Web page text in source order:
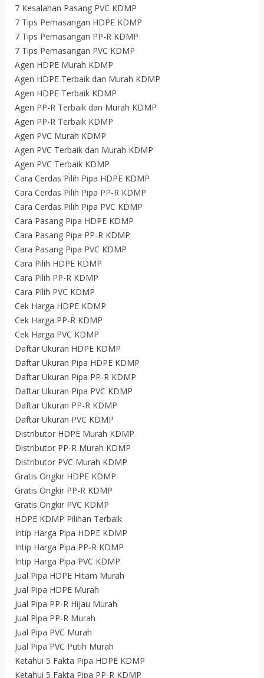
7 Kesalahan Pasang PVC KDMP
7 Tips Pemasangan HDPE KDMP
7 Tips Pemasangan PP-R KDMP
7 Tips Pemasangan PVC KDMP
Agen HDPE Murah KDMP
Agen HDPE Terbaik dan Murah KDMP
Agen HDPE Terbaik KDMP
Agen PP-R Terbaik dan Murah KDMP
Agen PP-R Terbaik KDMP
Agen PVC Murah KDMP
Agen PVC Terbaik dan Murah KDMP
Agen PVC Terbaik KDMP
Cara Cerdas Pilih Pipa HDPE KDMP
Cara Cerdas Pilih Pipa PP-R KDMP
Cara Cerdas Pilih Pipa PVC KDMP
Cara Pasang Pipa HDPE KDMP
Cara Pasang Pipa PP-R KDMP
Cara Pasang Pipa PVC KDMP
Cara Pilih HDPE KDMP
Cara Pilih PP-R KDMP
Cara Pilih PVC KDMP
Cek Harga HDPE KDMP
Cek Harga PP-R KDMP
Cek Harga PVC KDMP
Daftar Ukuran HDPE KDMP
Daftar Ukuran Pipa HDPE KDMP
Daftar Ukuran Pipa PP-R KDMP
Daftar Ukuran Pipa PVC KDMP
Daftar Ukuran PP-R KDMP
Daftar Ukuran PVC KDMP
Distributor HDPE Murah KDMP
Distributor PP-R Murah KDMP
Distributor PVC Murah KDMP
Gratis Ongkir HDPE KDMP
Gratis Ongkir PP-R KDMP
Gratis Ongkir PVC KDMP
HDPE KDMP Pilihan Terbaik
Intip Harga Pipa HDPE KDMP
Intip Harga Pipa PP-R KDMP
Intip Harga Pipa PVC KDMP
Jual Pipa HDPE Hitam Murah
Jual Pipa HDPE Murah
Jual Pipa PP-R Hijau Murah
Jual Pipa PP-R Murah
Jual Pipa PVC Murah
Jual Pipa PVC Putih Murah
Ketahui 5 Fakta Pipa HDPE KDMP
Ketahui 5 Fakta Pipa PP-R KDMP